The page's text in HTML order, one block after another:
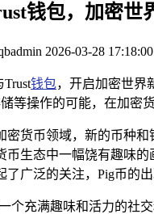
钱包，加密世
2026-03-28 17:18:00
钱包，开启加密世界
等操作的可能，在加密
货币领域，新的币种和
生态中一幅饶有趣味
广泛的关注，Pig币的
个充满趣味和活力的社